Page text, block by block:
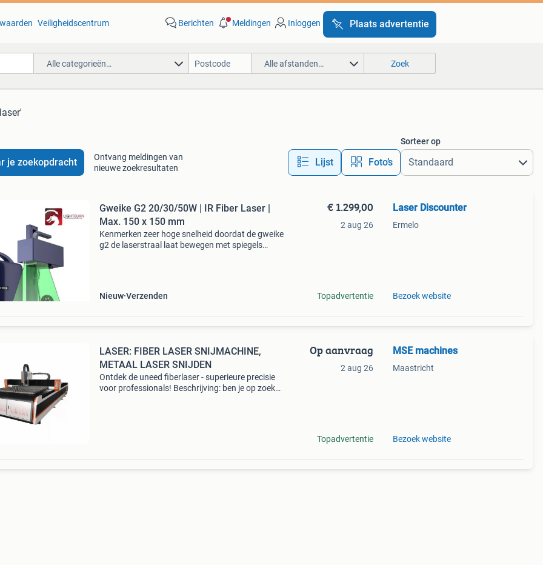
Veiligheidscentrum Berichten Meldingen Inloggen Plaats advertentie
Alle categorieën… Alle afstanden… Zoek
je zoekopdracht
Ontvang meldingen van
nieuwe zoekresultaten
Lijst Foto’s
Sorteer op
Gweike G2 20/30/50W | IR Fiber Laser |
Max. 150 x 150 mm
Kenmerken zeer hoge snelheid doordat de gweike
g2 de laserstraal laat bewegen met spiegels
Nieuw Verzenden
€ 1.299,00
2 aug 26
Topadvertentie
Laser Discounter
Ermelo
Bezoek website
LASER: FIBER LASER SNIJMACHINE,
METAAL LASER SNIJDEN
Ontdek de uneed fiberlaser - superieure precisie
voor professionals! Beschrijving: ben je op zoek
Op aanvraag
2 aug 26
Topadvertentie
MSE machines
Maastricht
Bezoek website